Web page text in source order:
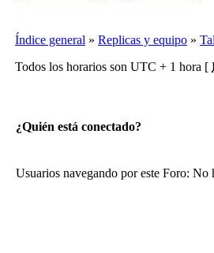
Índice general » Replicas y equipo »
Todos los horarios son UTC + 1 hora [
¿Quién está conectado?
Usuarios navegando por este Foro: